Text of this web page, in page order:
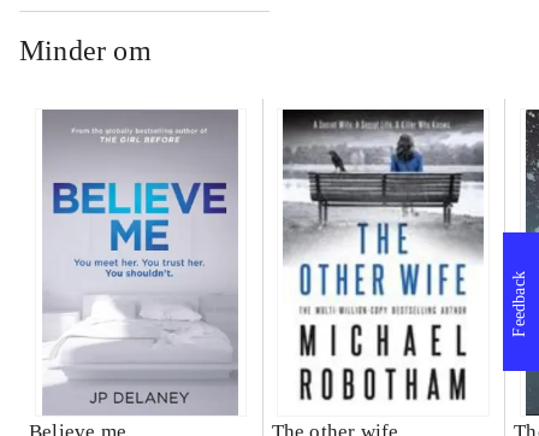
Minder om
Feedback